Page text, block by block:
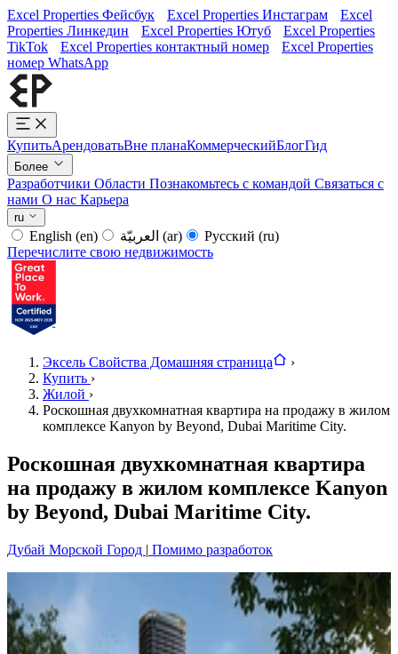
Excel Properties Фейсбук Excel Properties Инстаграм
Excel
Properties Линкедин
Excel Properties Ютуб
Excel Properties
TikTok
Excel Properties контактный номер
Excel Properties
номер WhatsApp
КупитьАрендоватьВне планаКоммерческийБлогГид
Более
Разработчики Области Познакомьтесь с командой Связаться с
нами О нас Карьера
ru
English (en) (ar) Русский (ru)
Перечислите свою недвижимость
Эксель Свойства Домашняя страница
›
Купить ›
Жилой ›
Роскошная двухкомнатная квартира на продажу в жилом
комплексе Kanyon by Beyond, Dubai Maritime City.
Роскошная двухкомнатная квартира
на продажу в жилом комплексе Kanyon
by Beyond, Dubai Maritime City.
Дубай Морской Город | Помимо разработок